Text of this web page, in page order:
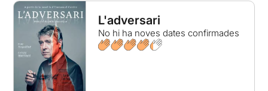
L'adversari
No hi ha noves dates confirmades